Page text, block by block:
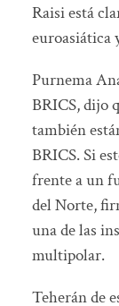
Raisi está
euroasiática
Purnema
BRICS, dijo
también
BRICS. Si
frente a un
del Norte,
una de las
multipolar.
Teherán de